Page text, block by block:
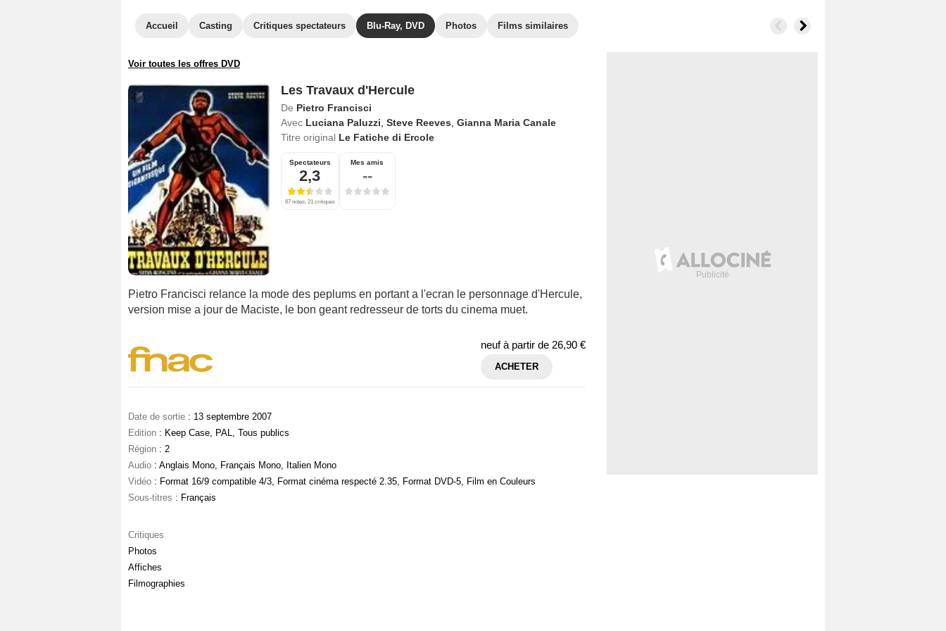
Accueil Casting Critiques spectateurs Blu-Ray, DVD Photos Films similaires
Voir toutes les offres DVD
Les Travaux d'Hercule
De Pietro Francisci
Avec Luciana Paluzzi Steve Reeves Gianna Maria Canale
Titre original Le Fatiche di Ercole
Spectateurs
2,3
87 notes, 21 critiques
Mes amis
--
Pietro Francisci relance la mode des peplums en portant a l'ecran le personnage d'Hercule,
version mise a jour de Maciste, le bon geant redresseur de torts du cinema muet.
neuf à partir de 26,90 €
ACHETER
Date de sortie : 13 septembre 2007
Edition : Keep Case, PAL, Tous publics
Région : 2
Audio : Anglais Mono, Français Mono, Italien Mono
Vidéo : Format 16/9 compatible 4/3, Format cinéma respecté 2.35, Format DVD-5, Film en Couleurs
Sous-titres : Français
Critiques
Photos
Affiches
Filmographies